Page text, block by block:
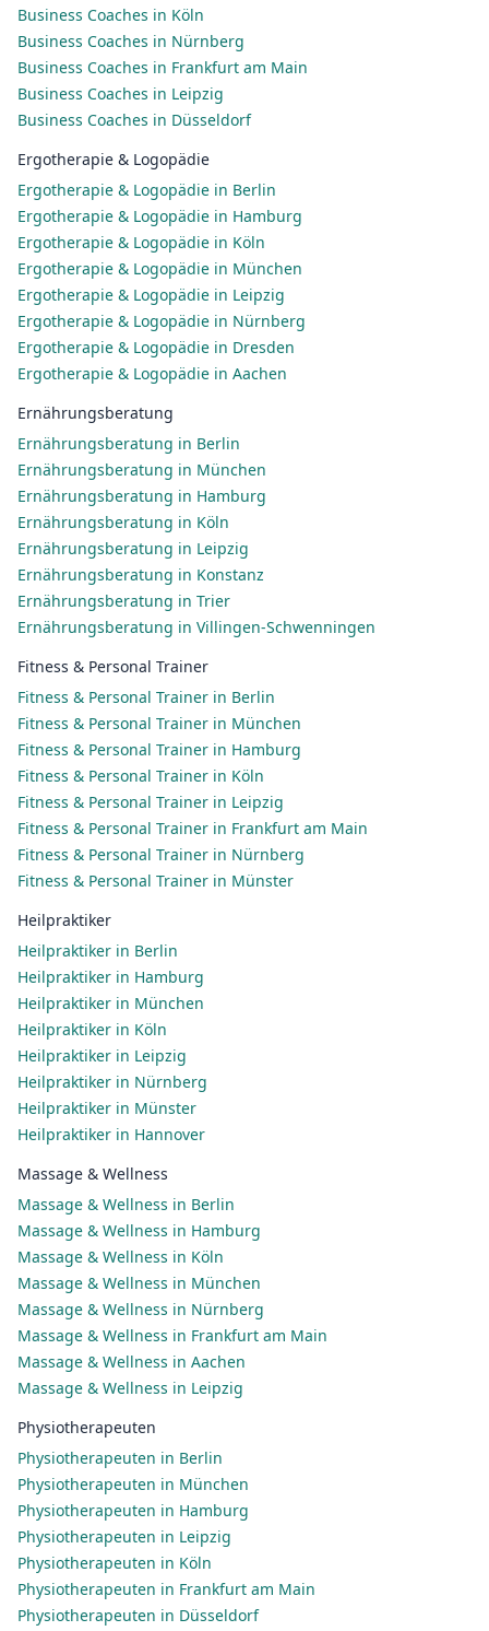
Business Coaches in Köln
Business Coaches in Nürnberg
Business Coaches in Frankfurt am Main
Business Coaches in Leipzig
Business Coaches in Düsseldorf
Ergotherapie & Logopädie
Ergotherapie & Logopädie in Berlin
Ergotherapie & Logopädie in Hamburg
Ergotherapie & Logopädie in Köln
Ergotherapie & Logopädie in München
Ergotherapie & Logopädie in Leipzig
Ergotherapie & Logopädie in Nürnberg
Ergotherapie & Logopädie in Dresden
Ergotherapie & Logopädie in Aachen
Ernährungsberatung
Ernährungsberatung in Berlin
Ernährungsberatung in München
Ernährungsberatung in Hamburg
Ernährungsberatung in Köln
Ernährungsberatung in Leipzig
Ernährungsberatung in Konstanz
Ernährungsberatung in Trier
Ernährungsberatung in Villingen-Schwenningen
Fitness & Personal Trainer
Fitness & Personal Trainer in Berlin
Fitness & Personal Trainer in München
Fitness & Personal Trainer in Hamburg
Fitness & Personal Trainer in Köln
Fitness & Personal Trainer in Leipzig
Fitness & Personal Trainer in Frankfurt am Main
Fitness & Personal Trainer in Nürnberg
Fitness & Personal Trainer in Münster
Heilpraktiker
Heilpraktiker in Berlin
Heilpraktiker in Hamburg
Heilpraktiker in München
Heilpraktiker in Köln
Heilpraktiker in Leipzig
Heilpraktiker in Nürnberg
Heilpraktiker in Münster
Heilpraktiker in Hannover
Massage & Wellness
Massage & Wellness in Berlin
Massage & Wellness in Hamburg
Massage & Wellness in Köln
Massage & Wellness in München
Massage & Wellness in Nürnberg
Massage & Wellness in Frankfurt am Main
Massage & Wellness in Aachen
Massage & Wellness in Leipzig
Physiotherapeuten
Physiotherapeuten in Berlin
Physiotherapeuten in München
Physiotherapeuten in Hamburg
Physiotherapeuten in Leipzig
Physiotherapeuten in Köln
Physiotherapeuten in Frankfurt am Main
Physiotherapeuten in Düsseldorf